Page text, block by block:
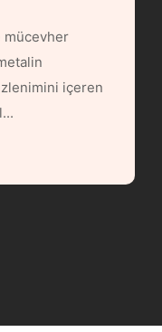
mücevher
içeren